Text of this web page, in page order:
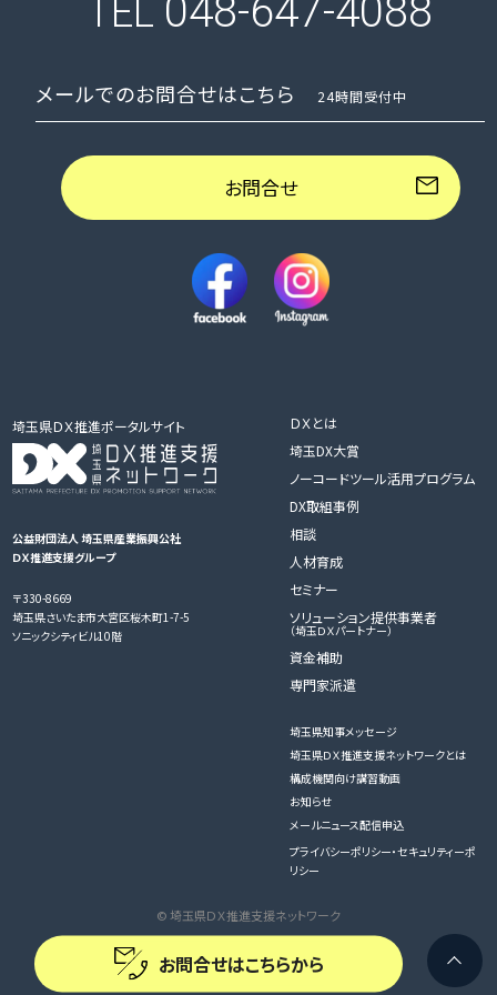
お問合せはこちらから
TEL 048-647-4088
メールでのお問合せはこちら 24時間受付中
お問合せ
埼玉県ＤＸ推進ポータルサイト
公益財団法人 埼玉県産業振興公社
ＤＸ推進支援グループ
〒330-8669
埼玉県さいたま市大宮区桜木町1-7-5
ソニックシティビル10階
© 埼玉県ＤＸ推進支援ネットワーク
ＤＸとは
埼玉DX大賞
ノーコードツール活用プログラム
DX取組事例
相談
人材育成
セミナー
ソリューション提供事業者
（埼玉ＤＸパートナー）
資金補助
専門家派遣
埼玉県知事メッセージ
埼玉県ＤＸ推進支援ネットワークとは
構成機関向け講習動画
お知らせ
メールニュース配信申込
プライバシーポリシー・セキュリティーポ
リシー